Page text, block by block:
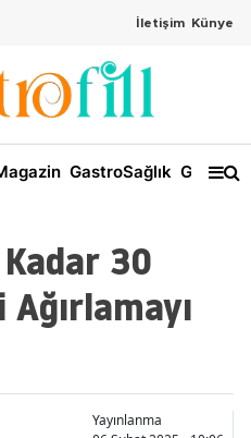
İletişim Künye
GastroSağlık
Kadar 30
Yayınlanma